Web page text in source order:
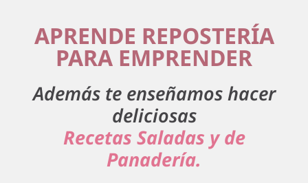
APRENDE REPOSTERÍA
PARA EMPRENDER
Además te enseñamos hacer
deliciosas
Recetas Saladas y de
Panadería.